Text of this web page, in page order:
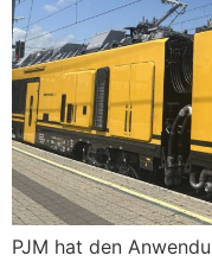
PJM hat den